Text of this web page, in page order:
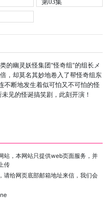
的幽灵妖怪集团“怪奇组”的组长メ
，却莫名其妙地卷入了帮怪奇组东
断地发生着似可怕又不可怕的怪
见的怪诞搞笑剧，此刻开演！
站，本网站只提供web页面服务，并
传
请给网页底部邮箱地址来信，我们会